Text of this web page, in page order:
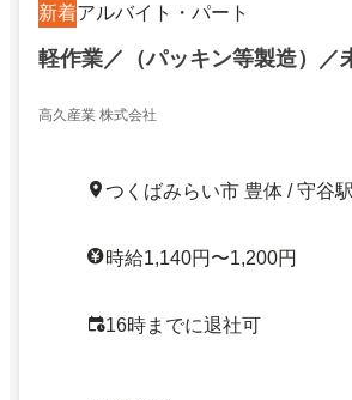
新着アルバイト・パート
軽作業／（パッキン等製造）／
高久産業 株式会社
つくばみらい市 豊体 / 守谷
時給1,140円〜1,200円
16時までに退社可